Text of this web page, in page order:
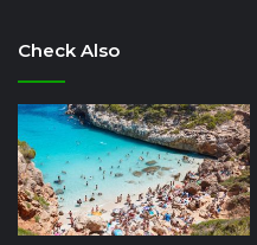
Check Also